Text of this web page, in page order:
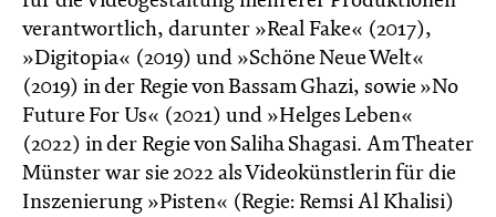
verantwortlich, darunter »Real Fake« (2017),
»Digitopia« (2019) und »Schöne Neue Welt«
(2019) in der Regie von Bassam Ghazi, sowie »No
Future For Us« (2021) und »Helges Leben«
(2022) in der Regie von Saliha Shagasi. Am Theater
Münster war sie 2022 als Videokünstlerin für die
Inszenierung »Pisten« (Regie: Remsi Al Khalisi)